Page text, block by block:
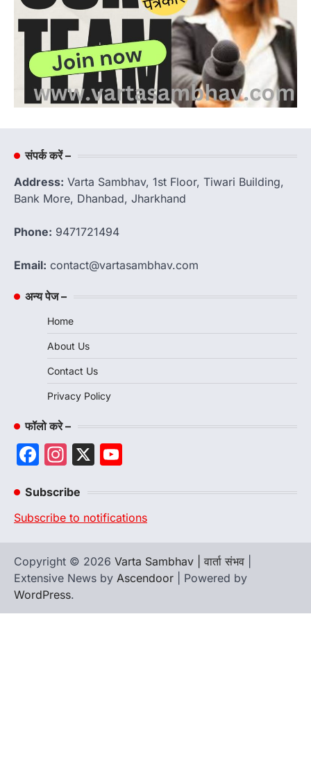
संपर्क करें –
Address: Varta Sambhav, 1st Floor, Tiwari Building,
Bank More, Dhanbad, Jharkhand
Phone: 9471721494
Email: contact@vartasambhav.com
अन्य पेज –
Home
About Us
Contact Us
Privacy Policy
फॉलो करे –
Facebook
Instagram
X
Subscribe
Subscribe to notifications
Copyright © 2026 Varta Sambhav | वार्ता संभव
Extensive News by Ascendoor | Powered by
WordPress.